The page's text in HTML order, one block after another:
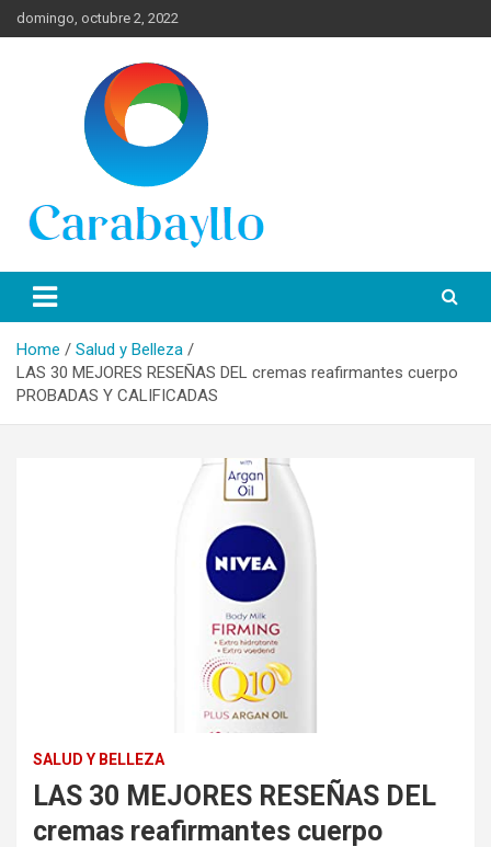
Skip
to
domingo, octubre 2, 2022
Portal de Lima Norte y
Carabayllo
información turística en español de toda España.
Home
Salud y Belleza
LAS 30 MEJORES RESEÑAS DEL cremas reafirmantes cuerpo
PROBADAS Y CALIFICADAS
SALUD Y BELLEZA
LAS 30 MEJORES RESEÑAS DEL
cremas reafirmantes cuerpo